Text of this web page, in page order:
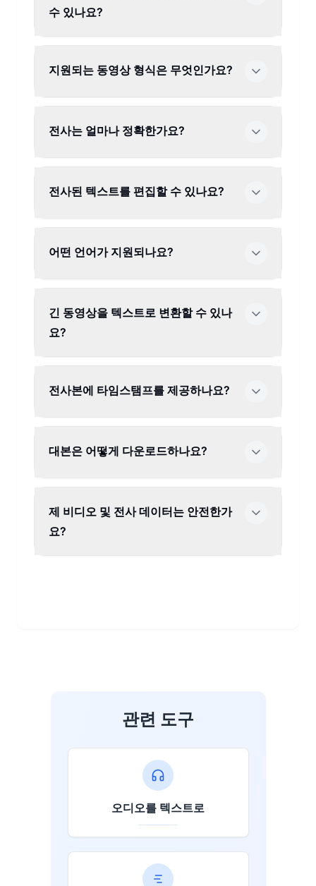
수 있나요?
지원되는 동영상 형식은 무엇인가요?
전사는 얼마나 정확한가요?
전사된 텍스트를 편집할 수 있나요?
어떤 언어가 지원되나요?
긴 동영상을 텍스트로 변환할 수 있나
요?
전사본에 타임스탬프를 제공하나요?
대본은 어떻게 다운로드하나요?
제 비디오 및 전사 데이터는 안전한가
요?
관련 도구
오디오를 텍스트로